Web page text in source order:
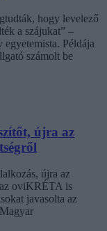
hogy levelező
a szájukat” –
egyetemista. Példája
számolt be
újra az
újra az
az oviKRÉTA is
javasolta az